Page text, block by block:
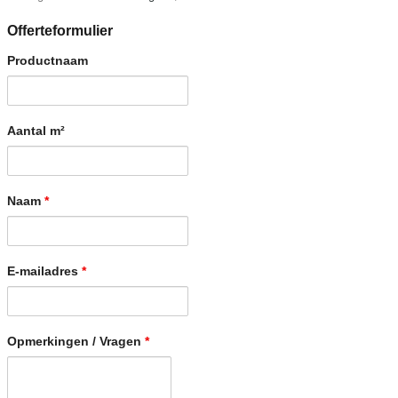
Offerteformulier
Productnaam
Aantal m²
Naam *
E-mailadres *
Opmerkingen / Vragen *